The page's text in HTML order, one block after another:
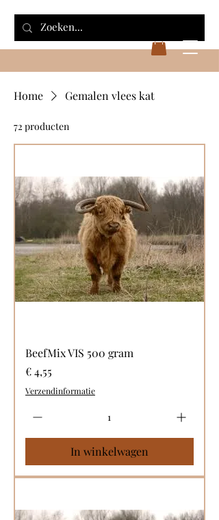
Home Gemalen vlees kat
72 producten
BeefMix VIS 500 gram
Prijs
€ 4,55
Verzendinformatie
In winkelwagen